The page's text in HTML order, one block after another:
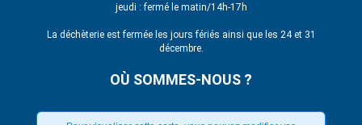
jeudi : fermé le matin/14h-17h
La déchèterie est fermée les jours fériés ainsi que les 24 et 31
décembre.
OÙ SOMMES-NOUS ?